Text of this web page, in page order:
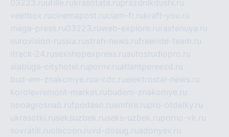
03223.ruufille.rukrasotata.ruprazdnikdushi.ru
veetbox.rucinemapost.ruciam-fr.rukraft-you.ru
mega-press.ru03223.ruweb-explore.ru rastenuya.ru
eurovision-russia.rustrah-news.rufreeride-team.ru
itrack-24.rusexshopexpress.ruautostudiopro.ru
alabuga-cityhotel.rupornv.ruatlantpereezd.ru
bud-em-znakomye.rua-cdc.ruelektrostal-news.ru
korolevremont-market.rubudem-znakomye.ru
oooagrosnab.rufpodaso.ruemfire.rupro-otdelky.ru
ukrasotki.ruseksuzbek.ruseks-uzbek.ruporno-vk.ru
sovratili.ruolecoon.ruvd-dosug.ruadonyev.ru